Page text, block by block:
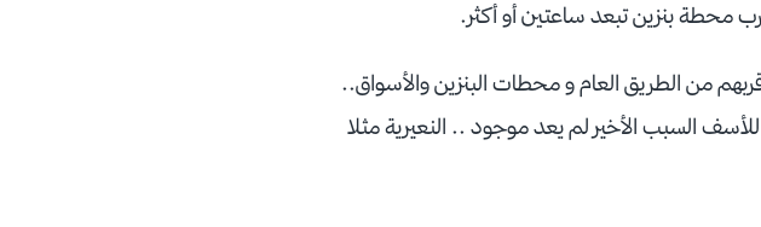
محطة بنزين تبعد ساعتين أو أكثر.
من الطريق العام و محطات البنزين والأسواق..
السبب الأخير لم يعد موجود .. النعيرية مثلا